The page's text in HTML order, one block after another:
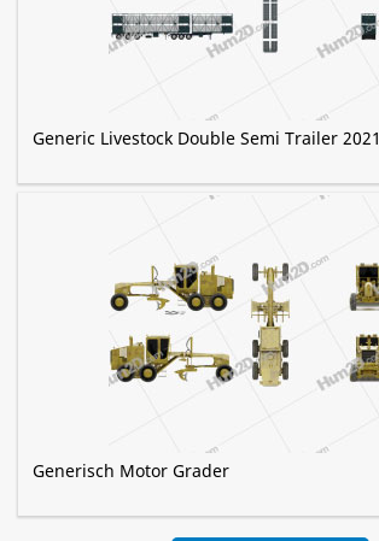
Generic Livestock Double Semi Trailer 2021
Generisch Motor Grader